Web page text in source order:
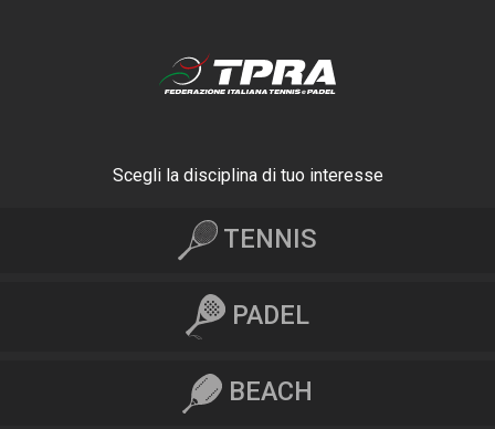
Scegli la disciplina di tuo interesse
TENNIS
PADEL
BEACH